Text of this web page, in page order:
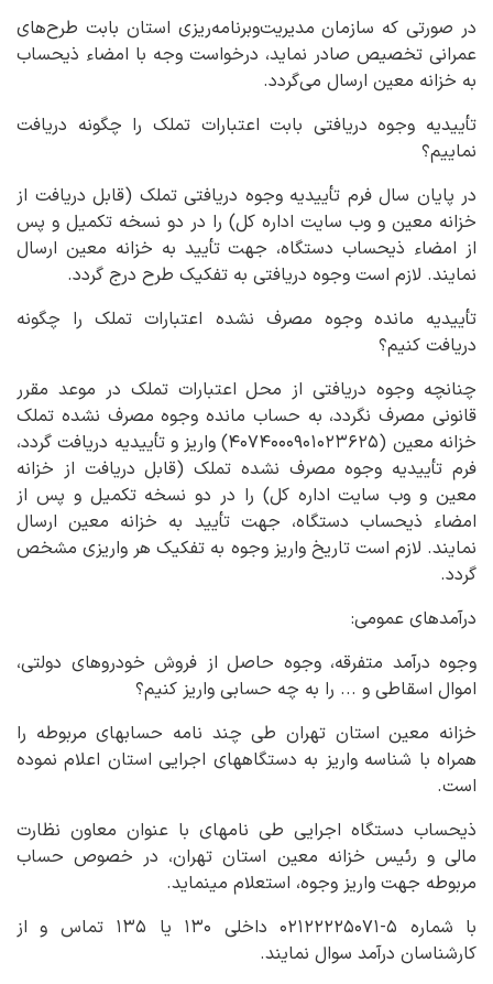
در صورتی که سازمان مدیریت‌وبرنامه‌ریزی استان بابت طرح‌های
عمرانی تخصیص صادر نماید، درخواست وجه با امضاء ذیحساب
به خزانه معین ارسال می‌گردد.
تأییدیه وجوه دریافتی بابت اعتبارات تملک را چگونه دریافت
نماییم؟
در پایان سال فرم تأییدیه وجوه دریافتی تملک (قابل دریافت از
خزانه معین و وب سایت اداره کل) را در دو نسخه تکمیل و پس
از امضاء ذیحساب دستگاه، جهت تأیید به خزانه معین ارسال
نمایند. لازم است وجوه دریافتی به تفکیک طرح درج گردد.
تأییدیه مانده وجوه مصرف نشده اعتبارات تملک را چگونه
دریافت کنیم؟
چنانچه وجوه دریافتی از محل اعتبارات تملک در موعد مقرر
قانونی مصرف نگردد، به حساب مانده وجوه مصرف نشده تملک
خزانه معین (۴۰۷۴۰۰۰۹۰۱۰۲۳۶۲۵) واریز و تأییدیه دریافت گردد،
فرم تأییدیه وجوه مصرف نشده تملک (قابل دریافت از خزانه
معین و وب سایت اداره کل) را در دو نسخه تکمیل و پس از
امضاء ذیحساب دستگاه، جهت تأیید به خزانه معین ارسال
نمایند. لازم است تاریخ واریز وجوه به تفکیک هر واریزی مشخص
گردد.
درآمدهای عمومی:
وجوه درآمد متفرقه، وجوه حاصل از فروش خودروهای دولتی،
اموال اسقاطی و ... را به چه حسابی واریز کنیم؟
خزانه معین استان تهران طی چند نامه حساب­های مربوطه را
همراه با شناسه واریز به دستگاه­های اجرایی استان اعلام نموده
است.
ذیحساب دستگاه اجرایی طی نامه­ای با عنوان معاون نظارت
مالی و رئیس خزانه معین استان تهران، در خصوص حساب
مربوطه جهت واریز وجوه، استعلام می­نماید.
با شماره ۵-۰۲۱۲۲۲۲۵۰۷۱ داخلی ۱۳۰ یا ۱۳۵ تماس و از
کارشناسان درآمد سوال نمایند.